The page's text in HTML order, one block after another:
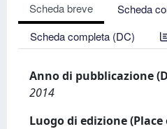
Scheda breve
Scheda
Scheda completa (DC)
Anno di pubblicazione
2014
Luogo di edizione